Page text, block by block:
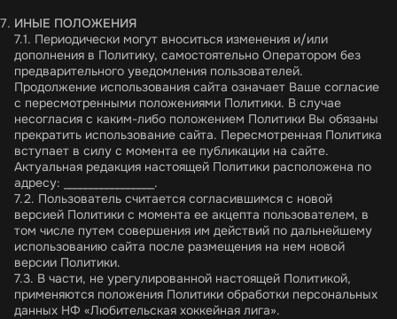
ИНЫЕ ПОЛОЖЕНИЯ
7.1. Периодически могут вноситься изменения и/или
дополнения в Политику, самостоятельно Оператором без
предварительного уведомления пользователей.
Продолжение использования сайта означает Ваше согласие
с пересмотренными положениями Политики. В случае
несогласия с каким-либо положением Политики Вы обязаны
прекратить использование сайта. Пересмотренная Политика
вступает в силу с момента ее публикации на сайте.
Актуальная редакция настоящей Политики расположена по
адресу:
_________________.
7.2. Пользователь считается согласившимся с новой
версией Политики с момента ее акцепта пользователем, в
том числе путем совершения им действий по дальнейшему
использованию сайта после размещения на нем новой
версии Политики.
7.3. В части, не урегулированной настоящей Политикой,
применяются положения Политики обработки персональных
данных НФ «Любительская хоккейная лига».